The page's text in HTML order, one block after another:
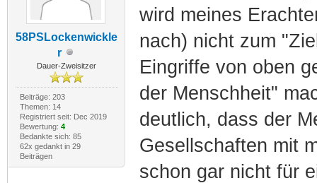
58PSLockenwickle
r
Dauer-Zweisitzer
Beiträge: 203
Themen: 14
Registriert seit: Dec 2019
Bewertung: 4
Bedankte sich: 85
62x gedankt in 29
Beiträgen
wird meines
nach) nicht zum
Eingriffe von oben
der Menschheit"
deutlich, dass der
Gesellschaften mit
schon gar nicht für